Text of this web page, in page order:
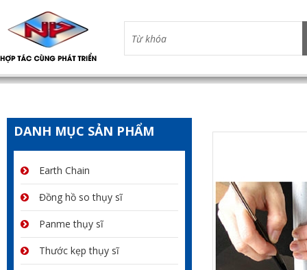
DANH MỤC SẢN PHẨM
Earth Chain
Đồng hồ so thụy sĩ
Panme thụy sĩ
Thước kẹp thụy sĩ